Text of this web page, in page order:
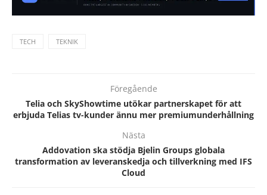
TECH TEKNIK
Föregående
Telia och SkyShowtime utökar partnerskapet för att
erbjuda Telias tv-kunder ännu mer premiumunderhållning
Nästa
Addovation ska stödja Bjelin Groups globala
transformation av leveranskedja och tillverkning med IFS
Cloud